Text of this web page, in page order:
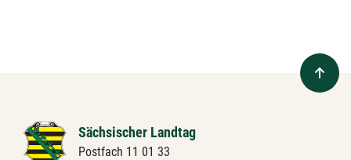
Sächsischer Landtag
Postfach 11 01 33